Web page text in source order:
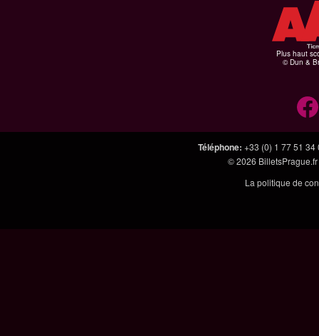
Plus haut
© Dun &
Téléphone: +33 (0) 1 77 51 34
© 2026 BilletsPrague.fr
La politique de